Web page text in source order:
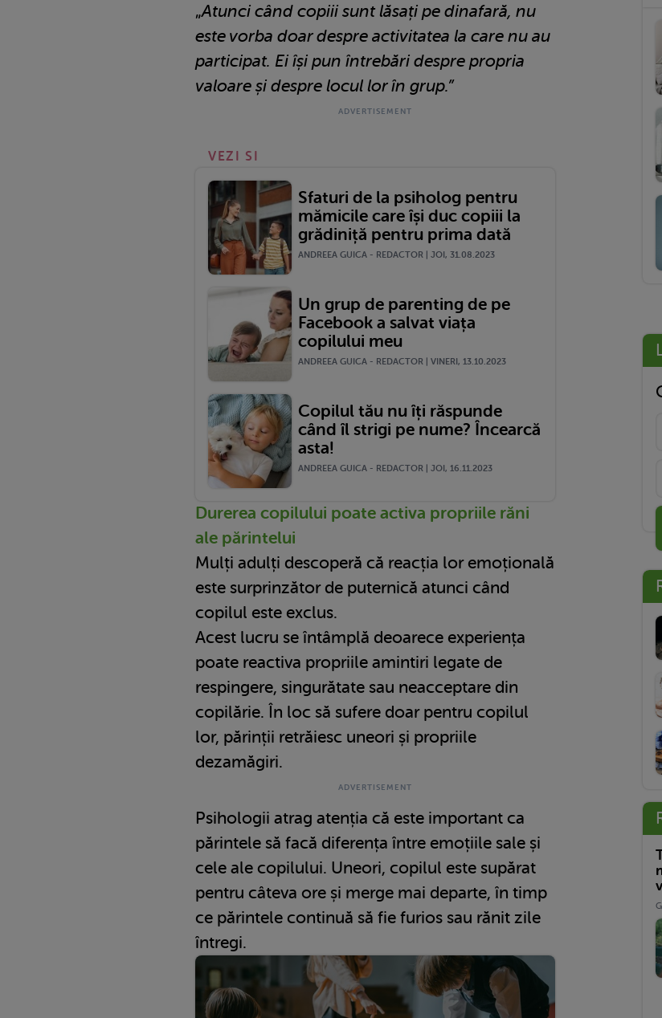
„Atunci când copiii sunt lăsați pe dinafară, nu
este vorba doar despre activitatea la care nu au
participat. Ei își pun întrebări despre propria
valoare și despre locul lor în grup.”
VEZI SI
Sfaturi de la psiholog pentru
mămicile care își duc copiii la
grădiniță pentru prima dată
ANDREEA GUICA - REDACTOR | JOI, 31.08.2023
Un grup de parenting de pe
Facebook a salvat viața
copilului meu
ANDREEA GUICA - REDACTOR | VINERI, 13.10.2023
Copilul tău nu îți răspunde
când îl strigi pe nume? Încearcă
asta!
ANDREEA GUICA - REDACTOR | JOI, 16.11.2023
Durerea copilului poate activa propriile răni
ale părintelui
Mulți adulți descoperă că reacția lor emoțională
este surprinzător de puternică atunci când
copilul este exclus.
Acest lucru se întâmplă deoarece experiența
poate reactiva propriile amintiri legate de
respingere, singurătate sau neacceptare din
copilărie. În loc să sufere doar pentru copilul
lor, părinții retrăiesc uneori și propriile
dezamăgiri.
Psihologii atrag atenția că este important ca
părintele să facă diferența între emoțiile sale și
cele ale copilului. Uneori, copilul este supărat
pentru câteva ore și merge mai departe, în timp
ce părintele continuă să fie furios sau rănit zile
întregi.